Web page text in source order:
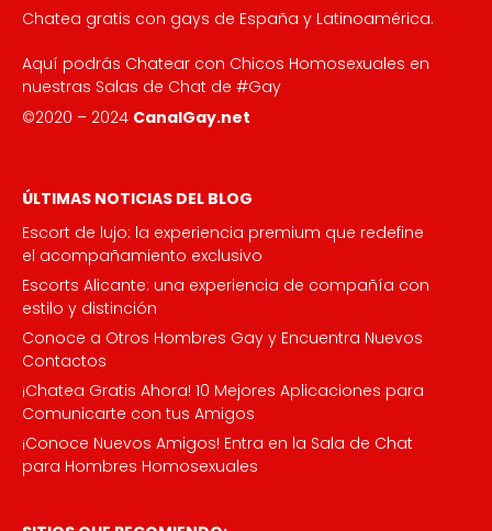
Chatea gratis con gays de España y Latinoamérica.
Aquí podrás Chatear con Chicos Homosexuales en
nuestras Salas de Chat de #Gay
©2020 – 2024 CanalGay.net
ÚLTIMAS NOTICIAS DEL BLOG
Escort de lujo: la experiencia premium que redefine
el acompañamiento exclusivo
Escorts Alicante: una experiencia de compañía con
estilo y distinción
Conoce a Otros Hombres Gay y Encuentra Nuevos
Contactos
¡Chatea Gratis Ahora! 10 Mejores Aplicaciones para
Comunicarte con tus Amigos
¡Conoce Nuevos Amigos! Entra en la Sala de Chat
para Hombres Homosexuales